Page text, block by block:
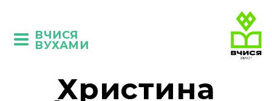
ВЧИСЯ
ВУХАМИ
Христина